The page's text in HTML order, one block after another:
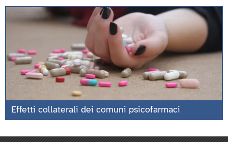
Effetti collaterali dei comuni psicofarmaci